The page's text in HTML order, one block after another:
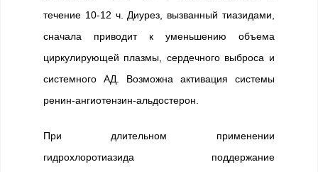
течение 10-12 ч. Диурез, вызванный тиазидами,
сначала приводит к уменьшению объема
циркулирующей плазмы, сердечного выброса и
системного АД. Возможна активация системы
ренин-ангиотензин-альдостерон.
При длительном применении
гидрохлоротиазида поддержание